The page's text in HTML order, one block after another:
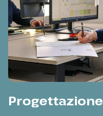
Progettazione